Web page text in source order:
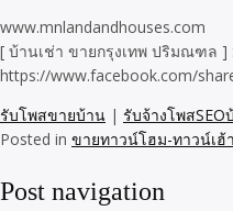
www.mnlandandhouses.com
[ บ้านเช่า ขายกรุงเทพ ปริมณฑล ] :
https://www.facebook.com/
รับโพสขายบ้าน | รับจ้างโพส
Posted in ขายทาวน์โฮม-ทาวน์เฮ้
Post navigation